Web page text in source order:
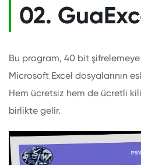
02.
Bu program, 40 bit
Microsoft Excel dosyalarının
Hem ücretsiz hem de ücretli
birlikte gelir.